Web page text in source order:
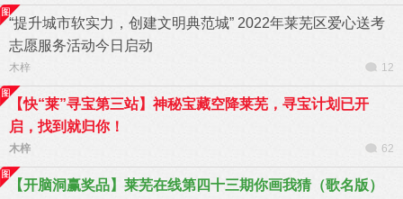
“提升城市软实力，创建文明典范城” 2022年莱芜区爱心送考
志愿服务活动今日启动
木梓 12
【快“莱”寻宝第三站】神秘宝藏空降莱芜，寻宝计划已开
启，找到就归你！
木梓 62
【开脑洞赢奖品】莱芜在线第四十三期你画我猜（歌名版）